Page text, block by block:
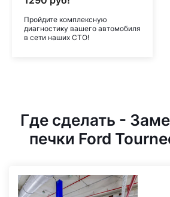
Пройдите комплексную
диагностику вашего автомобиля
в сети наших СТО!
Где сделать -
печки Ford